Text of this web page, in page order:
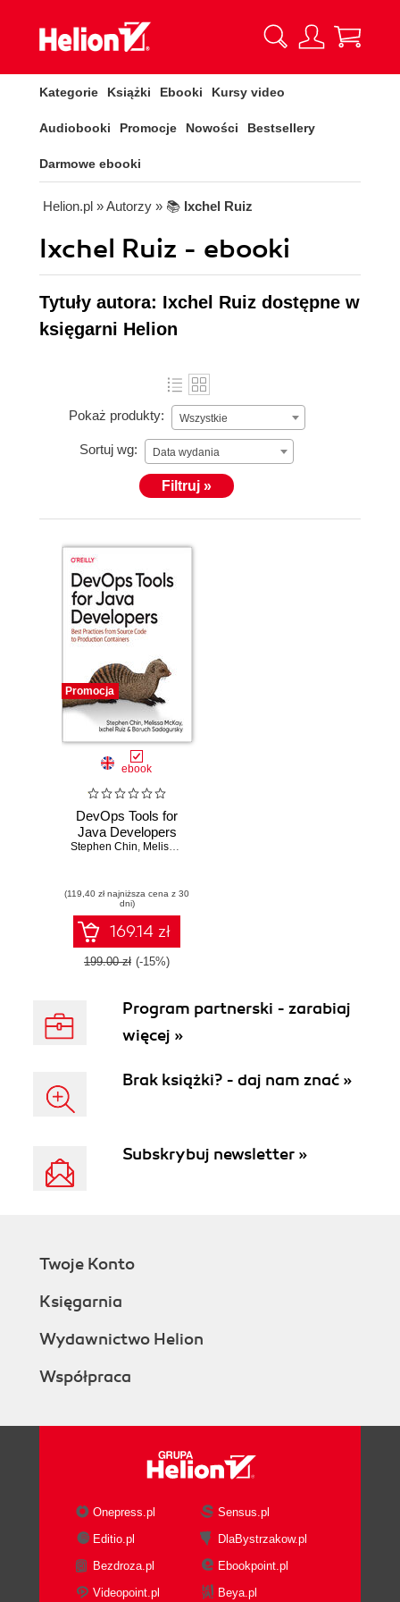
Kategorie Książki Ebooki Kursy video
Audiobooki Promocje Nowości Bestsellery
Darmowe ebooki
Helion.pl » Autorzy » 📚 Ixchel Ruiz
Ixchel Ruiz - ebooki
Tytuły autora: Ixchel Ruiz dostępne w
księgarni Helion
Pokaż produkty: Wszystkie
Sortuj wg: Data wydania
Filtruj »
Promocja
ebook
DevOps Tools for
Java Developers
Stephen Chin, Melissa McKay
(119,40 zł najniższa cena z 30
dni)
169.14 zł
199.00 zł (-15%)
Program partnerski - zarabiaj
więcej »
Brak książki? - daj nam znać »
Subskrybuj newsletter »
Twoje Konto
Księgarnia
Wydawnictwo Helion
Współpraca
Onepress.pl
Sensus.pl
Editio.pl
DlaBystrzakow.pl
Bezdroza.pl
Ebookpoint.pl
Videopoint.pl
Beya.pl